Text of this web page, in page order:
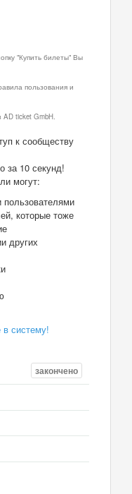
"Купить билеты" Вы
пользования и
ticket GmbH.
к сообществу
за 10 секунд!
могут:
пользователями
которые тоже
других
в систему!
закончено